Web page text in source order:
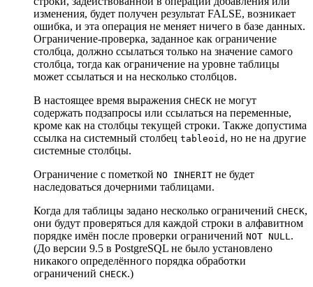
изменения, будет получен результат FALSE, возникает
ошибка, и эта операция не меняет ничего в базе данных.
Ограничение-проверка, заданное как ограничение
столбца, должно ссылаться только на значение самого
столбца, тогда как ограничение на уровне таблицы
может ссылаться и на несколько столбцов.
В настоящее время выражения CHECK не могут
содержать подзапросы или ссылаться на переменные,
кроме как на столбцы текущей строки. Также допустима
ссылка на системный столбец tableoid , но не на другие
системные столбцы.
Ограничение с пометкой NO INHERIT не будет
наследоваться дочерними таблицами.
Когда для таблицы задано несколько ограничений CHECK,
они будут проверяться для каждой строки в алфавитном
порядке имён после проверки ограничений NOT NULL.
(До версии 9.5 в PostgreSQL не было установлено
никакого определённого порядка обработки
ограничений CHECK.)